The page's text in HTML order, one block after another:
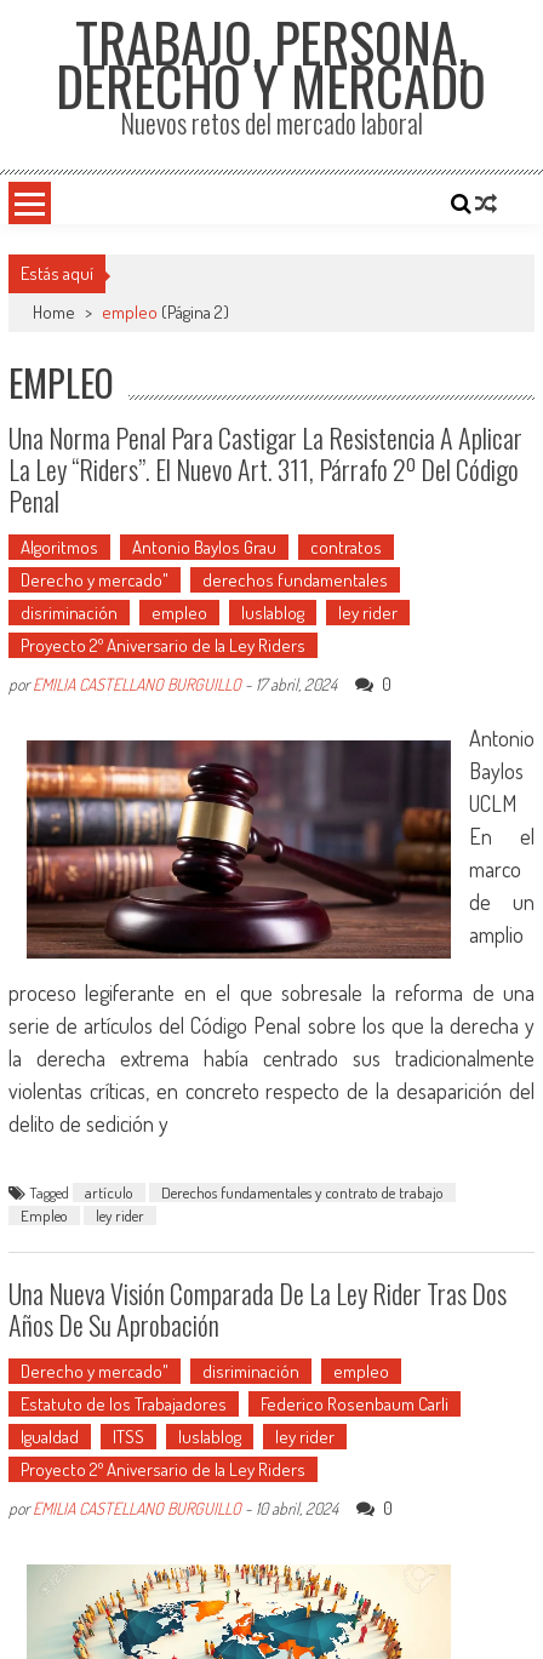
TRABAJO, PERSONA,
DERECHO Y MERCADO
Nuevos retos del mercado laboral
Estás aquí
Home > empleo (Página 2)
EMPLEO
Una Norma Penal Para Castigar La Resistencia A Aplicar
La Ley “Riders”. El Nuevo Art. 311, Párrafo 2º Del Código
Penal
Algoritmos Antonio Baylos Grau
contratos
Derecho y mercado"
derechos fundamentales
disriminación
empleo Iuslablog
ley rider
Proyecto 2º Aniversario de la Ley Riders
porEMILIA CASTELLANO BURGUILLO- 17 abril, 2024 0
Antonio
Baylos
UCLM
En el
marco
de un
amplio
proceso legiferante en el que sobresale la reforma de una
serie de artículos del Código Penal sobre los que la derecha y
la derecha extrema había centrado sus tradicionalmente
violentas críticas, en concreto respecto de la desaparición del
delito de sedición y
Tagged artículo
Derechos fundamentales y contrato de trabajo
Empleo
ley rider
Una Nueva Visión Comparada De La Ley Rider Tras Dos
Años De Su Aprobación
Derecho y mercado" disriminación
empleo
Estatuto de los Trabajadores
Federico Rosenbaum Carli
Igualdad
ITSS Iuslablog
ley rider
Proyecto 2º Aniversario de la Ley Riders
porEMILIA CASTELLANO BURGUILLO- 10 abril, 2024 0